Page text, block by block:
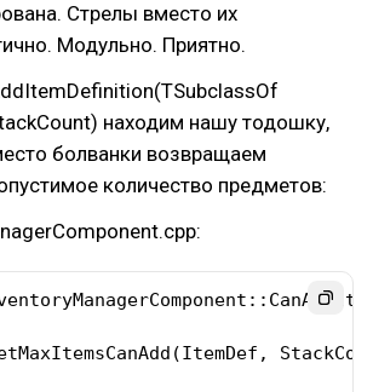
Стрелы вместо их
Модульно. Приятно.
находим нашу тодошку,
болванки возвращаем
количество предметов: